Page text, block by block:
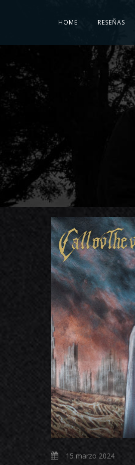
HOME RESEÑAS
15 marzo 2024